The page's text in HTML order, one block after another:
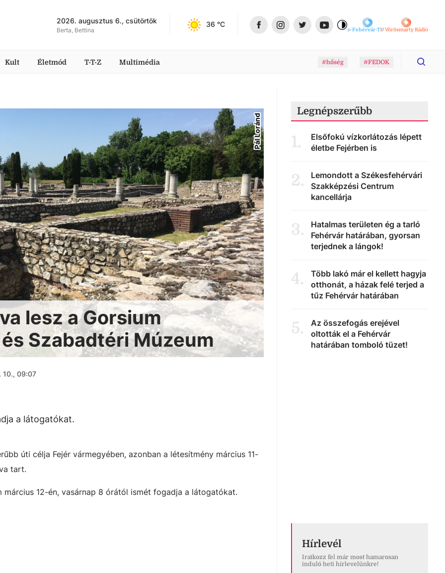
2026. augusztus 6., csütörtök
Berta, Bettina
36 °C
Fehérvár-TVVörösmarty Rádió
Kult Életmód T-T-Z Multimédia #hőség #FEDOK
Pál Loránd
lesz a Gorsium
Szabadtéri Múzeum
10., 09:07
a látogatókat.
úti célja Fejér vármegyében, azonban a létesítmény március 11-
tart.
március 12-én, vasárnap 8 órától ismét fogadja a látogatókat.
Legnépszerűbb
1.
Elsőfokú vízkorlátozás lépett
életbe Fejérben is
2.
Lemondott a Székesfehérvári
Szakképzési Centrum
kancellárja
3.
Hatalmas területen ég a tarló
Fehérvár határában, gyorsan
terjednek a lángok!
4.
Több lakó már el kellett hagyja
otthonát, a házak felé terjed a
tűz Fehérvár határában
5.
Az összefogás erejével
oltották el a Fehérvár
határában tomboló tüzet!
Hírlevél
Iratkozz fel már most hamarosan
induló heti hírlevelünkre!